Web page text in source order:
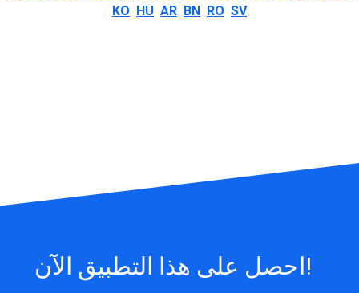
KO HU AR BN RO SV
احصل على هذا التطبيق الآن!